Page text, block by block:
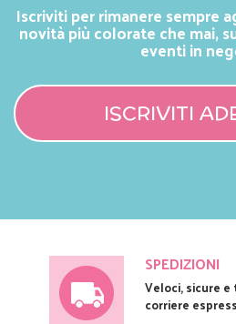
Iscriviti per rimanere sempre
novità più colorate che mai,
eventi in
ISCRIVITI
SPEDIZIONI
Veloci, sicure
corriere